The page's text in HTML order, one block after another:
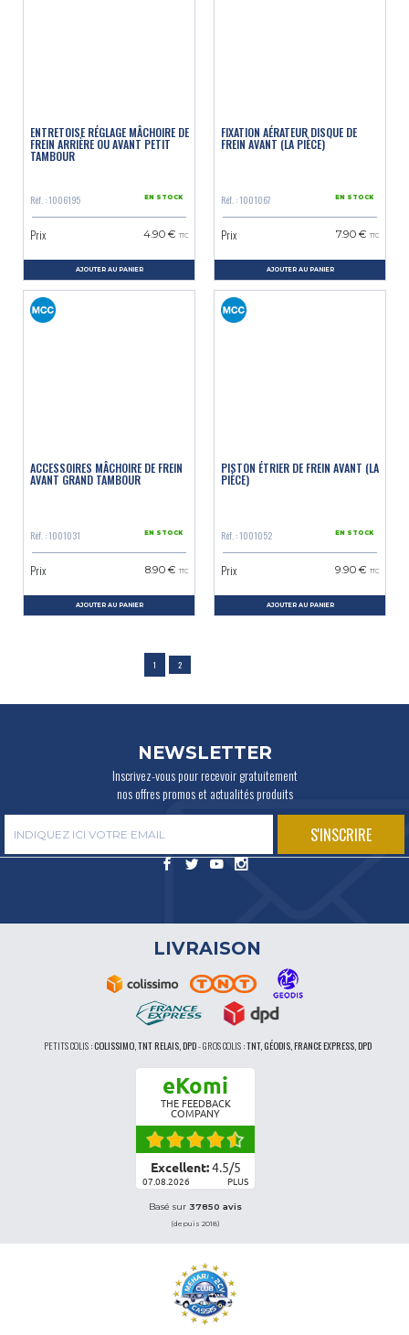
ENTRETOISE RÉGLAGE MÂCHOIRE DE
FREIN ARRIÈRE OU AVANT PETIT
TAMBOUR
Réf. : 1006195 EN STOCK
Prix 4.90 € TTC
AJOUTER AU PANIER
FIXATION AÉRATEUR DISQUE DE
FREIN AVANT (LA PIÈCE)
Réf. : 1001067 EN STOCK
Prix 7.90 € TTC
AJOUTER AU PANIER
ACCESSOIRES MÂCHOIRE DE FREIN
AVANT GRAND TAMBOUR
Réf. : 1001031 EN STOCK
Prix 8.90 € TTC
AJOUTER AU PANIER
PISTON ÉTRIER DE FREIN AVANT (LA
PIÈCE)
Réf. : 1001052 EN STOCK
Prix 9.90 € TTC
AJOUTER AU PANIER
1 2
NEWSLETTER
Inscrivez-vous pour recevoir gratuitement
nos offres promos et actualités produits
LIVRAISON
PETITS COLIS :COLISSIMO, TNT RELAIS, DPD-GROS COLIS :TNT, GÉODIS, FRANCE EXPRESS, DPD
eKomi
THE FEEDBACK
COMPANY
Excellent:4.5/5
07.08.2026 PLUS
Basé sur 37850 avis
(depuis 2018)